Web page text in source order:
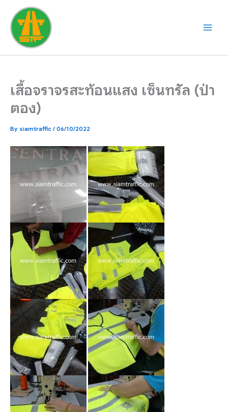
content
เสื้อจราจรสะท้อนแสง เซ็นทรัล (ป่า
ตอง)
By siamtraffic / 06/10/2022